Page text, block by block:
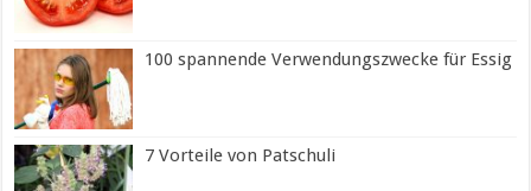
100 spannende Verwendungszwecke für Essig
7 Vorteile von Patschuli